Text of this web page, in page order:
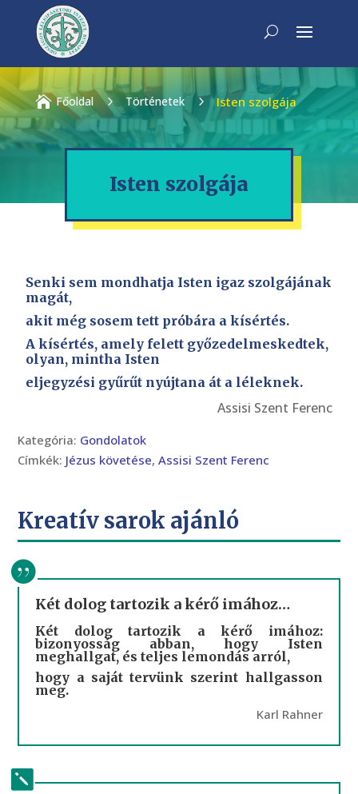
 Főoldal 5 Történetek 5 Isten szolgája
Isten szolgája
Senki sem mondhatja Isten igaz szolgájának
magát,
akit még sosem tett próbára a kísértés.
A kísértés, amely felett győzedelmeskedtek,
olyan, mintha Isten
eljegyzési gyűrűt nyújtana át a léleknek.
Assisi Szent Ferenc
Kategória: Gondolatok
Címkék: Jézus követése,Assisi Szent Ferenc
Kreatív sarok ajánló
Két dolog tartozik a kérő imához…
Két dolog tartozik a kérő imához:
bizonyosság abban, hogy Isten
meghallgat, és teljes lemondás arról,
hogy a saját tervünk szerint hallgasson
meg.
Karl Rahner